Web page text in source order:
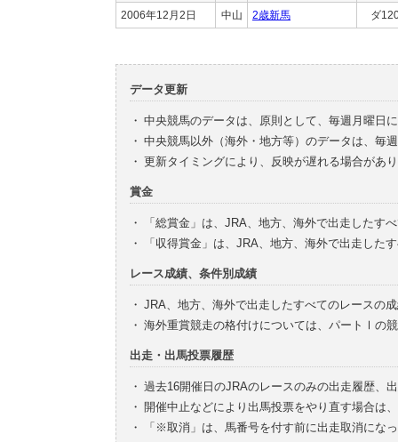
2006年12月2日 中山 2歳新馬 ダ
データ更新
・ 中央競馬のデータは、原則として、毎週月曜日
・ 中央競馬以外（海外・地方等）のデータは、毎
・ 更新タイミングにより、反映が遅れる場合があ
賞金
・
「総賞金」は、JRA、地方、海外で出走したす
・
「収得賞金」は、JRA、地方、海外で出走した
レース成績、条件別成績
・ JRA、地方、海外で出走したすべてのレースの
・ 海外重賞競走の格付けについては、パートⅠの
出走・出馬投票履歴
・ 過去16開催日のJRAのレースのみの出走履歴、
・ 開催中止などにより出馬投票をやり直す場合は
・
「※取消」は、馬番号を付す前に出走取消にな